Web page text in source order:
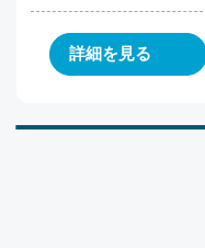
詳細を見る